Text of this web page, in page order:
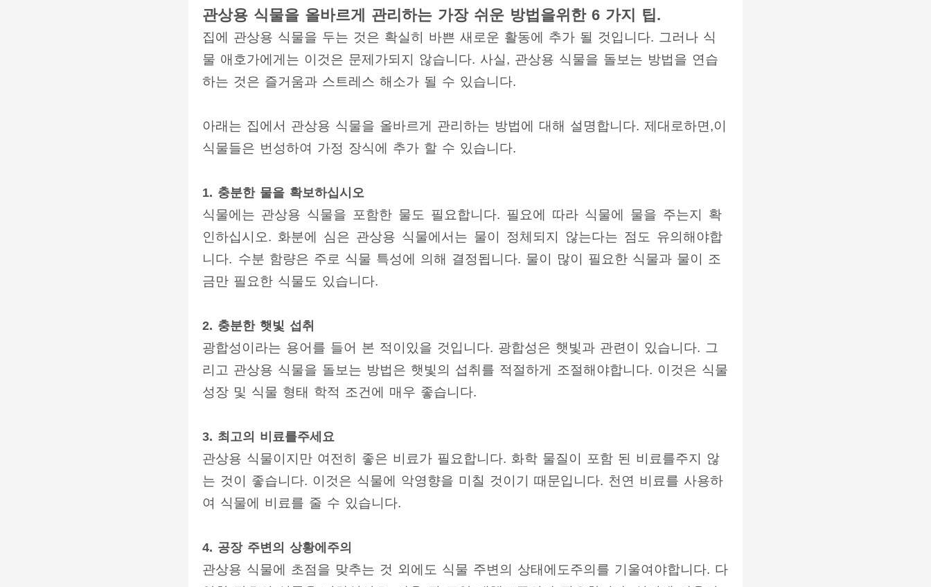
관상용 식물을 올바르게 관리하는 가장 쉬운 방법을위한 6 가지 팁.
집에 관상용 식물을 두는 것은 확실히 바쁜 새로운 활동에 추가 될 것입니다. 그러나 식
물 애호가에게는 이것은 문제가되지 않습니다. 사실, 관상용 식물을 돌보는 방법을 연습
하는 것은 즐거움과 스트레스 해소가 될 수 있습니다.
아래는 집에서 관상용 식물을 올바르게 관리하는 방법에 대해 설명합니다. 제대로하면,이
식물들은 번성하여 가정 장식에 추가 할 수 있습니다.
1. 충분한 물을 확보하십시오
식물에는 관상용 식물을 포함한 물도 필요합니다. 필요에 따라 식물에 물을 주는지 확
인하십시오. 화분에 심은 관상용 식물에서는 물이 정체되지 않는다는 점도 유의해야합
니다. 수분 함량은 주로 식물 특성에 의해 결정됩니다. 물이 많이 필요한 식물과 물이 조
금만 필요한 식물도 있습니다.
2. 충분한 햇빛 섭취
광합성이라는 용어를 들어 본 적이있을 것입니다. 광합성은 햇빛과 관련이 있습니다. 그
리고 관상용 식물을 돌보는 방법은 햇빛의 섭취를 적절하게 조절해야합니다. 이것은 식물
성장 및 식물 형태 학적 조건에 매우 좋습니다.
3. 최고의 비료를주세요
관상용 식물이지만 여전히 좋은 비료가 필요합니다. 화학 물질이 포함 된 비료를주지 않
는 것이 좋습니다. 이것은 식물에 악영향을 미칠 것이기 때문입니다. 천연 비료를 사용하
여 식물에 비료를 줄 수 있습니다.
4. 공장 주변의 상황에주의
관상용 식물에 초점을 맞추는 것 외에도 식물 주변의 상태에도주의를 기울여야합니다. 다